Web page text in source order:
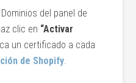
del panel de
clic en “Activar
un certificado a cada
de Shopify.